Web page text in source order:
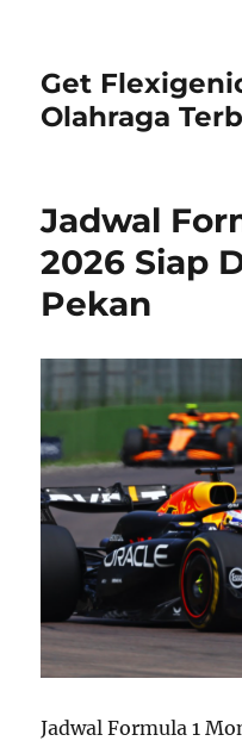
Get
Olahraga
Jadwal
2026 Siap
Pekan
Jadwal Formula 1